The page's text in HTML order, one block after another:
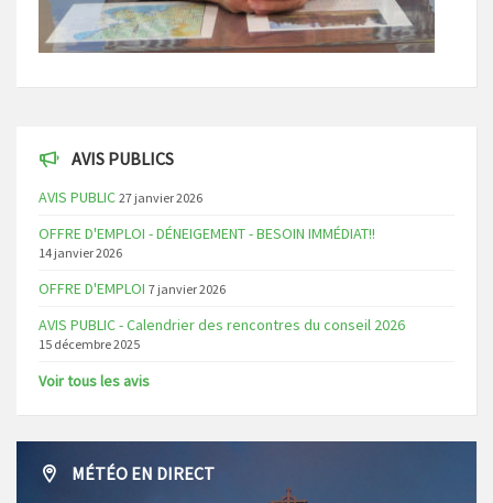
AVIS PUBLICS
AVIS PUBLIC 27 janvier 2026
OFFRE D'EMPLOI - DÉNEIGEMENT - BESOIN IMMÉDIAT!!
14 janvier 2026
OFFRE D'EMPLOI 7 janvier 2026
AVIS PUBLIC - Calendrier des rencontres du conseil 2026
15 décembre 2025
Voir tous les avis
MÉTÉO EN DIRECT